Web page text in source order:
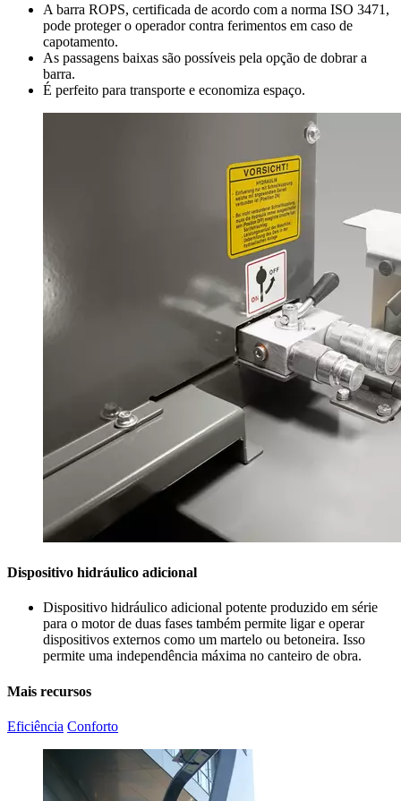
A barra ROPS, certificada de acordo com a norma ISO 3471,
pode proteger o operador contra ferimentos em caso de
capotamento.
As passagens baixas são possíveis pela opção de dobrar a
barra.
É perfeito para transporte e economiza espaço.
Dispositivo hidráulico adicional
Dispositivo hidráulico adicional potente produzido em série
para o motor de duas fases também permite ligar e operar
dispositivos externos como um martelo ou betoneira. Isso
permite uma independência máxima no canteiro de obra.
Mais recursos
Eficiência Conforto